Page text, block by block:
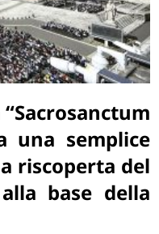
una semplice
riscoperta del
base della